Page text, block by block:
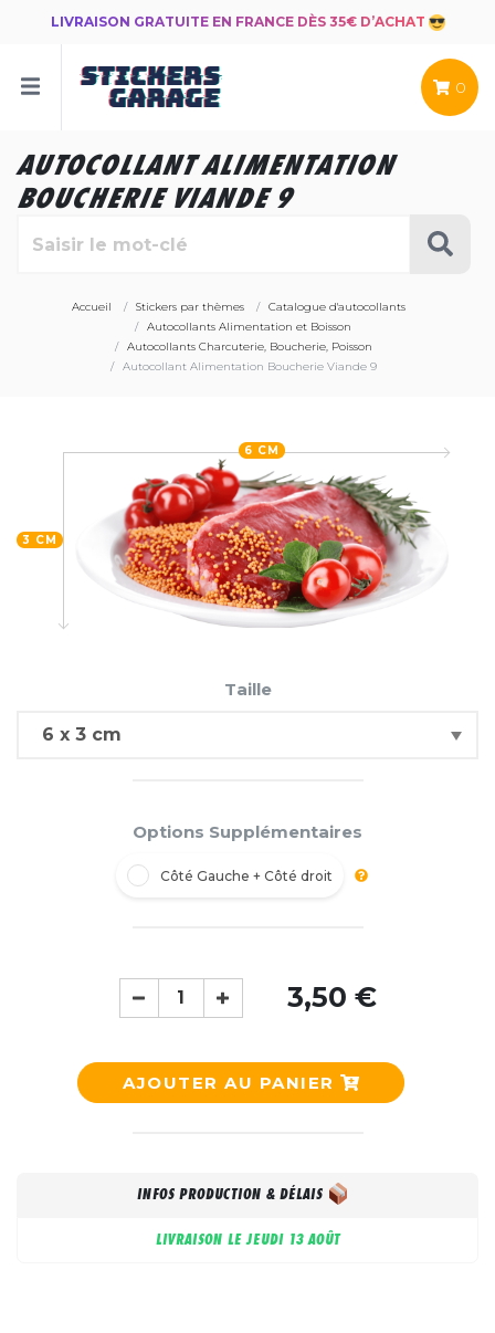
LIVRAISON GRATUITE EN FRANCE DÈS 35€ D’ACHAT
0
AUTOCOLLANT ALIMENTATION
BOUCHERIE VIANDE 9
Accueil Stickers par thèmes
Catalogue d'autocollants
Autocollants Alimentation et Boisson
Autocollants Charcuterie, Boucherie, Poisson
Autocollant Alimentation Boucherie Viande 9
3 CM
6 CM
Taille
Options Supplémentaires
Côté Gauche + Côté droit
3,50 €
AJOUTER AU PANIER
INFOS PRODUCTION & DÉLAIS
LIVRAISON LEJEUDI 13 AOÛT